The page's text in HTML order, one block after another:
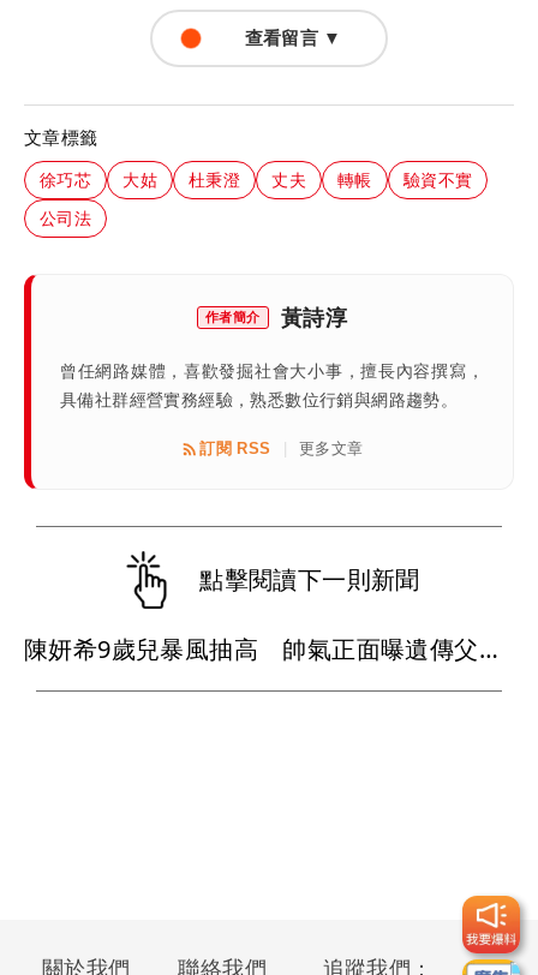
查看留言 ▼
文章標籤
徐巧芯 大姑 杜秉澄 丈夫 轉帳
驗資不實
公司法
作者簡介 黃詩淳
曾任網路媒體，喜歡發掘社會大小事，擅長內容撰寫，
具備社群經營實務經驗，熟悉數位行銷與網路趨勢。
訂閱 RSS 更多文章
點擊閱讀下一則新聞
陳妍希9歲兒暴風抽高 帥氣正面曝遺傳父母好基因
關於我們 聯絡我們 追蹤我們：